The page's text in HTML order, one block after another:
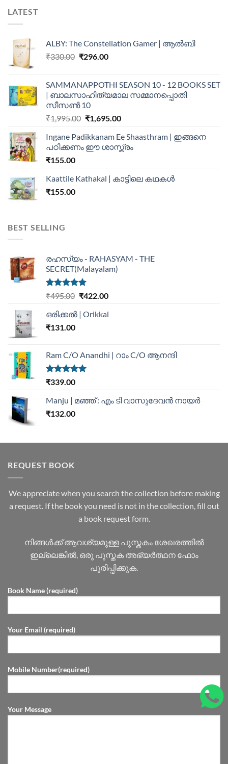
LATEST
ALBY: The Constellation Gamer | ആൽബി
₹330.00 ₹296.00
SAMMANAPPOTHI SEASON 10 - 12 BOOKS SET
| ബാലസാഹിത്യമാല സമ്മാനപ്പൊതി
സീസൺ 10
₹1,995.00 ₹1,695.00
Ingane Padikkanam Ee Shaasthram | ഇങ്ങനെ
പഠിക്കണം ഈ ശാസ്ത്രം
₹155.00
Kaattile Kathakal | കാട്ടിലെ കഥകള്‍
₹155.00
BEST SELLING
രഹസ്യം - RAHASYAM - THE
SECRET(Malayalam)
Rated5.00
₹495.00 ₹422.00
ഒരിക്കൽ | Orikkal
₹131.00
Ram C/O Anandhi | റാം C/O ആനന്ദി
Rated5.00
₹339.00
Manju | മഞ്ഞ് : എം ടി വാസുദേവന്‍ നായര്‍
₹132.00
REQUEST BOOK
We appreciate when you search the collection before making
a request. If the book you need is not in the collection, fill out
a book request form.
നിങ്ങൾക്ക് ആവശ്യമുള്ള പുസ്തകം ശേഖരത്തിൽ
ഇല്ലെങ്കിൽ, ഒരു പുസ്തക അഭ്യർത്ഥന ഫോം
പൂരിപ്പിക്കുക.
Book Name (required)
Your Email (required)
Mobile Number(required)
Your Message